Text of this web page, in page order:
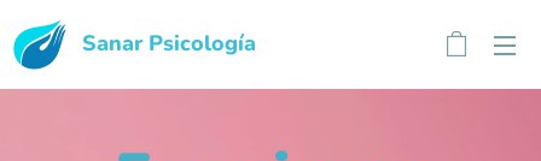
Sanar Psicología